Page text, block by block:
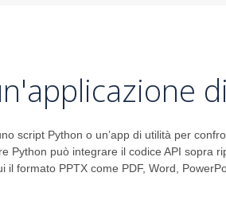
script Python o un’app di utilità per
Python può integrare il codice API sopra
il formato PPTX come PDF, Word,